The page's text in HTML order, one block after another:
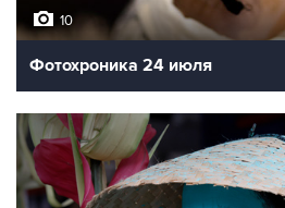
10
Фотохроника 24 июля